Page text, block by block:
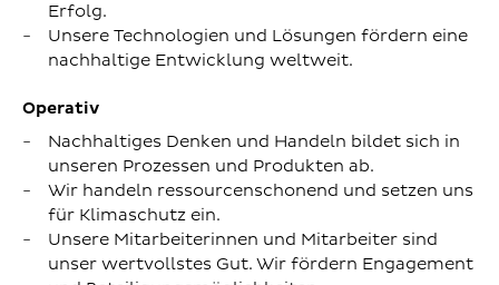
Erfolg.
Unsere Technologien und Lösungen fördern eine
nachhaltige Entwicklung weltweit.
Operativ
Nachhaltiges Denken und Handeln bildet sich in
unseren Prozessen und Produkten ab.
Wir handeln ressourcenschonend und setzen uns
für Klimaschutz ein.
Unsere Mitarbeiterinnen und Mitarbeiter sind
unser wertvollstes Gut. Wir fördern Engagement